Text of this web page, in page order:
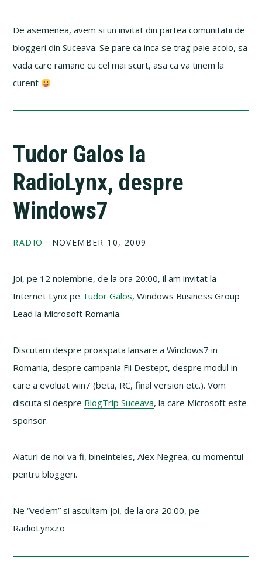
De asemenea, avem si un invitat din partea comunitatii de
bloggeri din Suceava. Se pare ca inca se trag paie acolo, sa
vada care ramane cu cel mai scurt, asa ca va tinem la
curent
Tudor Galos la
RadioLynx, despre
Windows7
RADIO · NOVEMBER 10, 2009
Joi, pe 12 noiembrie, de la ora 20:00, il am invitat la
Internet Lynx pe Tudor Galos, Windows Business Group
Lead la Microsoft Romania.
Discutam despre proaspata lansare a Windows7 in
Romania, despre campania Fii Destept, despre modul in
care a evoluat win7 (beta, RC, final version etc.). Vom
discuta si despre BlogTrip Suceava, la care Microsoft este
sponsor.
Alaturi de noi va fi, bineinteles, Alex Negrea, cu momentul
pentru bloggeri.
Ne “vedem” si ascultam joi, de la ora 20:00, pe
RadioLynx.ro